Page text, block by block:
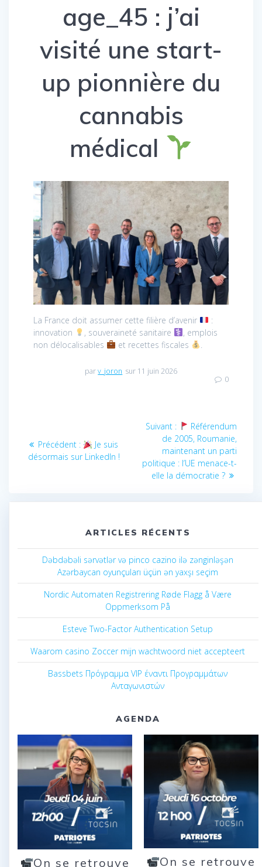
age_45 : j’ai
visité une start-
up pionnière du
cannabis
médical
La France doit assumer cette filière d’avenir
:
innovation
, souveraineté sanitaire
, emplois
non délocalisables
et recettes fiscales
parv_joron sur 11 juin 2026
0
de Précédent : Article
précédent
Je suis
désormais sur LinkedIn !
Suivant : Article
suivant
:
Référendum
de 2005, Roumanie,
maintenant un parti
politique : l’UE menace-t-
elle la démocratie ?
ARTICLES RÉCENTS
Dəbdəbəli sərvətlər və pinco cazino ilə zənginləşən
Azərbaycan oyunçuları üçün ən yaxşı seçim
Nordic Automaten Registrering Røde Flagg å Være
Oppmerksom På
Esteve Two-Factor Authentication Setup
Waarom casino Zoccer mijn wachtwoord niet accepteert
Bassbets Πρόγραμμα VIP έναντι Προγραμμάτων
Ανταγωνιστών
AGENDA
On se retrouve On se retrouve